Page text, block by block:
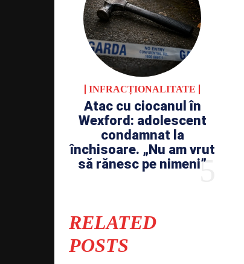
INFRACȚIONALITATE
Atac cu ciocanul în
Wexford: adolescent
condamnat la
închisoare. „Nu am vrut
să rănesc pe nimeni”
RELATED
POSTS